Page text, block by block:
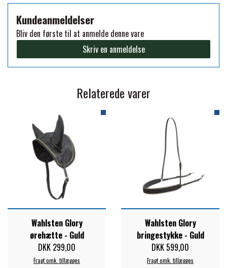
PREMIER EQUINE TRENSE & TILBEHØR
PREMIER EQUINE SADLER
PREMIER EQUINE SADEL TILBEHØR
PREMIER EQUINE SADELUNDERLAG
PREMIER EQUINE PADS
PREMIER EQUINE BENBESKYTTELSE
PREMIER EQUINE TRANSPORT
BESKYTTELSE
FINNTACK
FORAN EQUINE
HAPPY MOUTH
KÄLLQUIST EQUESTIAN
Kundeanmeldelser
Bliv den første til at anmelde denne vare
Skriv en anmeldelse
Relaterede varer
Wahlsten Glory
ørehætte - Guld
DKK 299,00
Fragt omk. tillægges
Wahlsten Glory
bringestykke - Guld
DKK 599,00
Fragt omk. tillægges